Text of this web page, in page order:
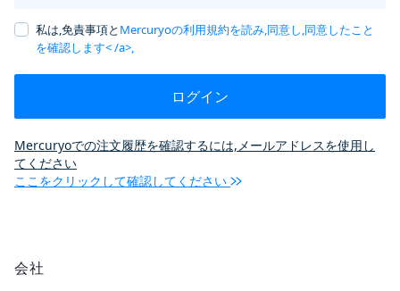
私は,免責事項と Mercuryoの利用規約を読み,同意し,同意したこと
を確認します< /a>,
ログイン
Mercuryoでの注文履歴を確認するには,メールアドレスを使用し
てください
ここをクリックして確認してください
会社